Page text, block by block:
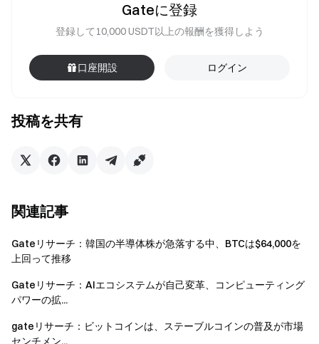
暗号資産市場への投資には高いリスクが伴います。投資判
断を行う前に、ご自身で十分なリサーチを行い、資産およ
び商品特性を十分にご理解いただくようお願いいたしま
す。Gateは、これらの決定に起因するいかなる損失また
Gate チーム
2026 年 5 月 13 日
4,900 種類以上の暗号通貨を安全かつ迅速、簡単に取引可
能
サインアップ
友達を招待して 40％ のコミッションを獲得
投稿を共有
Gateに登録
登録して10,000 USDT以上の報酬を獲得しよう
口座開設 ログイン
関連記事
Gateリサーチ：韓国の半導体株が急落する中、BTCは$64,000を
上回って推移
Gateリサーチ：AIエコシステムが自己変革、コンピューティング
パワーの拡...
gateリサーチ：ビットコインは、ステーブルコインの普及が市場
センチメン...